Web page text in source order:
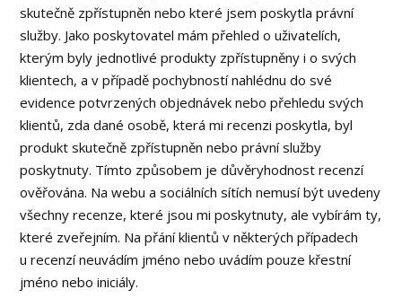
skutečně zpřístupněn nebo které jsem poskytla právní
služby. Jako poskytovatel mám přehled o uživatelích,
kterým byly jednotlivé produkty zpřístupněny i o svých
klientech, a v případě pochybností nahlédnu do své
evidence potvrzených objednávek nebo přehledu svých
klientů, zda dané osobě, která mi recenzi poskytla, byl
produkt skutečně zpřístupněn nebo právní služby
poskytnuty. Tímto způsobem je důvěryhodnost recenzí
ověřována. Na webu a sociálních sítích nemusí být uvedeny
všechny recenze, které jsou mi poskytnuty, ale vybírám ty,
které zveřejním. Na přání klientů v některých případech
u recenzí neuvádím jméno nebo uvádím pouze křestní
jméno nebo iniciály.